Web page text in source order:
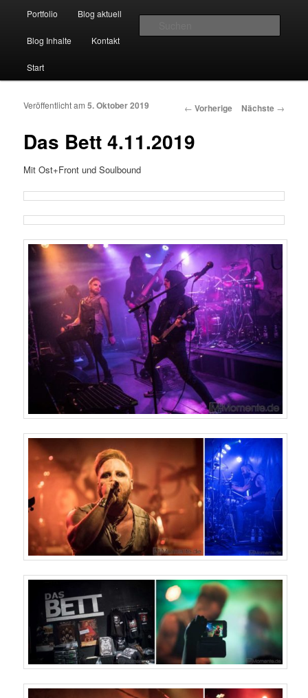
M-Momente
Zum Inhalt wechseln
Zum sekundären Inhalt wechseln
Portfolio Blog aktuell
Blog Inhalte Kontakt
Start
Artikelnavigation
← Vorherige Nächste →
Das Bett 4.11.2019
Veröffentlicht am5. Oktober 2019
Mit Ost+Front und Soulbound